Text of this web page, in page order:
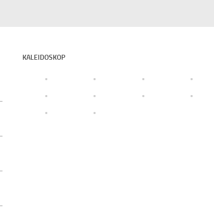
KALEIDOSKOP